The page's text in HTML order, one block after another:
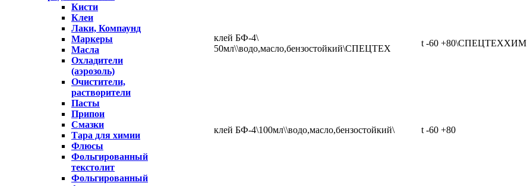
Кисти
Клеи
Лаки, Компаунд
Маркеры
Масла
Охладители
(аэрозоль)
Очистители,
растворители
Пасты
Припои
Смазки
Тара для химии
Флюсы
Фольгированный
текстолит
Фольгированный
клей БФ-4\
50мл\\водо,масло,бензостойкий\СПЕЦТЕХ
t -60 +80\СПЕЦТЕХХИМ
клей БФ-4\100мл\\водо,масло,бензостойкий\ t -60 +80